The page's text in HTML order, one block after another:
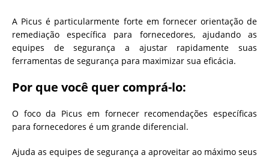
A Picus é particularmente forte em fornecer orientação de
remediação específica para fornecedores, ajudando as
equipes de segurança a ajustar rapidamente suas
ferramentas de segurança para maximizar sua eficácia.
Por que você quer comprá-lo:
O foco da Picus em fornecer recomendações específicas
para fornecedores é um grande diferencial.
Ajuda as equipes de segurança a aproveitar ao máximo seus